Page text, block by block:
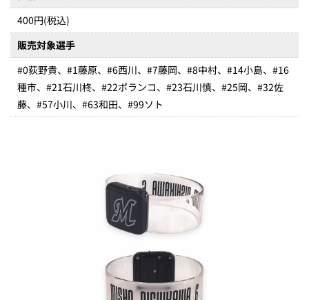
400円(税込)
販売対象選手
#0荻野貴、#1藤原、#6西川、#7藤岡、#8中村、#14小島、#16
種市、#21石川柊、#22ポランコ、#23石川慎、#25岡、#32佐
藤、#57小川、#63和田、#99ソト